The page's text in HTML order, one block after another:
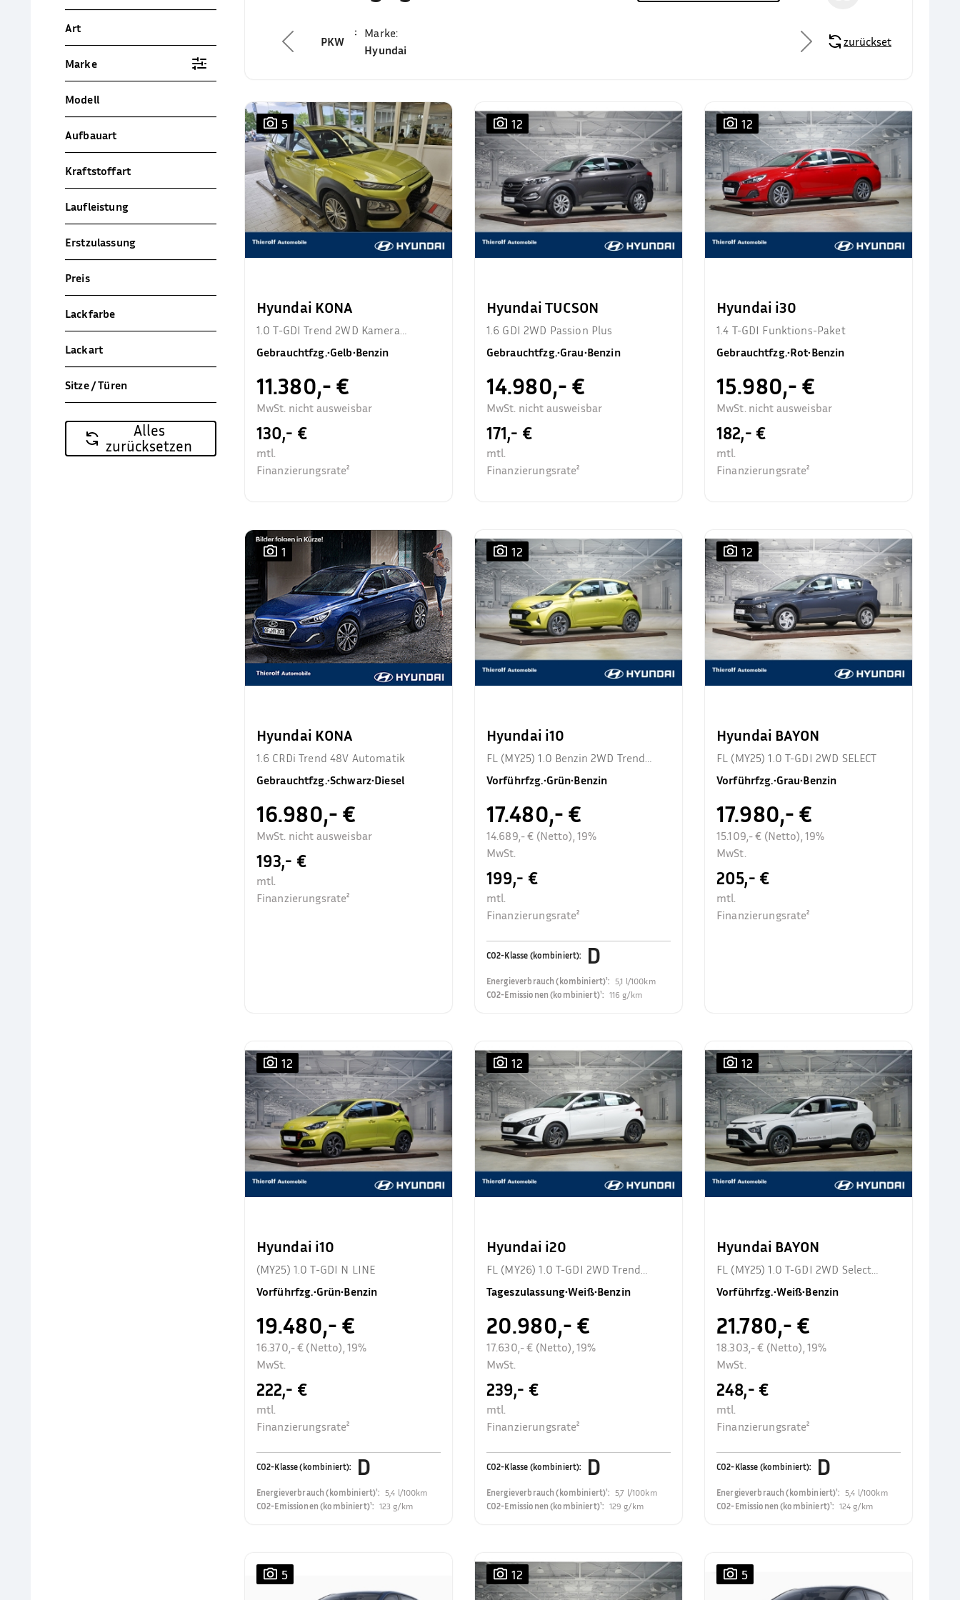
Art
Marke
Modell
Aufbauart
Kraftstoffart
Laufleistung
Erstzulassung
Preis
Lackfarbe
Lackart
Sitze / Türen
Alles
zurücksetzen
PKW
Marke:
Hyundai
zurücksetzen
5
Hyundai KONA
1.0 T-GDI Trend 2WD Kamera
Allwetter Sitzhzg.
Gebrauchtfzg.•Gelb•Benzin
11.380,- €
MwSt. nicht ausweisbar
130,- €
mtl.
Finanzierungsrate²
12
Hyundai TUCSON
1.6 GDI 2WD Passion Plus
Gebrauchtfzg.•Grau•Benzin
14.980,- €
MwSt. nicht ausweisbar
171,- €
mtl.
Finanzierungsrate²
12
Hyundai i30
1.4 T-GDI Funktions-Paket
Gebrauchtfzg.•Rot•Benzin
15.980,- €
MwSt. nicht ausweisbar
182,- €
mtl.
Finanzierungsrate²
1
Hyundai KONA
1.6 CRDi Trend 48V Automatik
Gebrauchtfzg.•Schwarz•Diesel
16.980,- €
MwSt. nicht ausweisbar
193,- €
mtl.
Finanzierungsrate²
12
Hyundai i10
FL (MY25) 1.0 Benzin 2WD Trend
Komfortpaket
Vorführfzg.•Grün•Benzin
17.480,- €
14.689,- € (Netto), 19%
MwSt.
199,- €
mtl.
Finanzierungsrate²
CO2-Klasse (kombiniert): D
Energieverbrauch (kombiniert)¹: 5,1 l/100km
CO2-Emissionen (kombiniert)¹: 116 g/km
12
Hyundai BAYON
FL (MY25) 1.0 T-GDI 2WD SELECT
Vorführfzg.•Grau•Benzin
17.980,- €
15.109,- € (Netto), 19%
MwSt.
205,- €
mtl.
Finanzierungsrate²
12
Hyundai i10
(MY25) 1.0 T-GDI N LINE
Vorführfzg.•Grün•Benzin
19.480,- €
16.370,- € (Netto), 19%
MwSt.
222,- €
mtl.
Finanzierungsrate²
CO2-Klasse (kombiniert): D
Energieverbrauch (kombiniert)¹: 5,4 l/100km
CO2-Emissionen (kombiniert)¹: 123 g/km
12
Hyundai i20
FL (MY26) 1.0 T-GDI 2WD Trend
Rückfahrkamera
Tageszulassung•Weiß•Benzin
20.980,- €
17.630,- € (Netto), 19%
MwSt.
239,- €
mtl.
Finanzierungsrate²
CO2-Klasse (kombiniert): D
Energieverbrauch (kombiniert)¹: 5,7 l/100km
CO2-Emissionen (kombiniert)¹: 129 g/km
12
Hyundai BAYON
FL (MY25) 1.0 T-GDI 2WD Select
Rückfahrkamer
Vorführfzg.•Weiß•Benzin
21.780,- €
18.303,- € (Netto), 19%
MwSt.
248,- €
mtl.
Finanzierungsrate²
CO2-Klasse (kombiniert): D
Energieverbrauch (kombiniert)¹:5,4 l/100km
CO2-Emissionen (kombiniert)¹: 124 g/km
5 12 5